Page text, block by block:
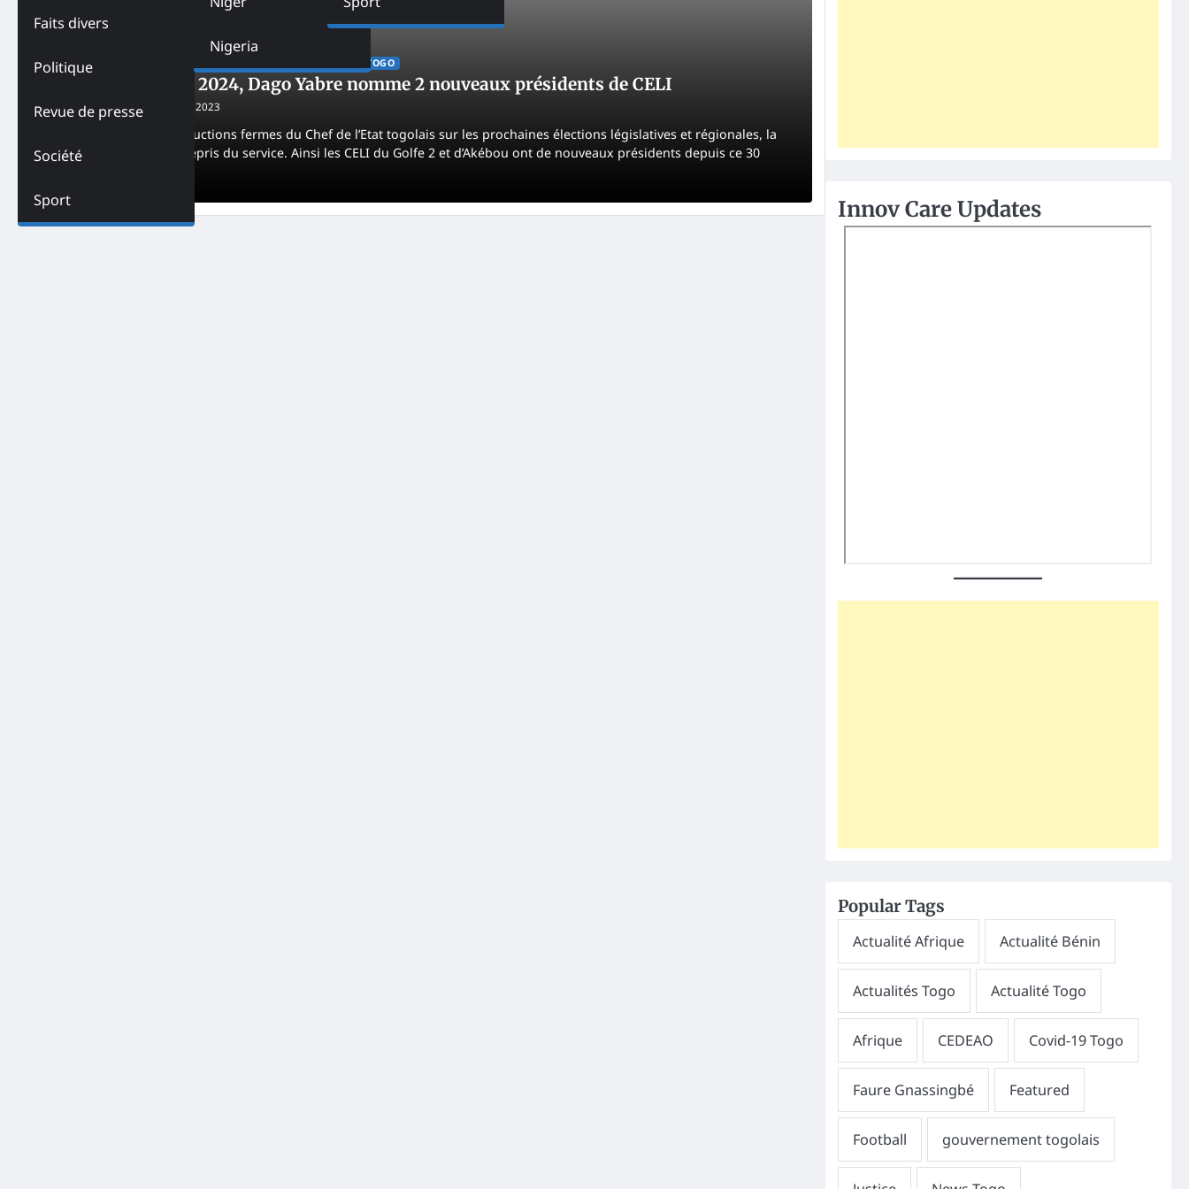
Faits divers
Politique
Revue de presse
Société
Sport
Nigeria
ACTUALITES TOGO
Togo – Elections 2024, Dago Yabre nomme 2 nouveaux présidents de CELI
Kossi Kone December 1, 2023
Avec les dernières instructions fermes du Chef de l’Etat togolais sur les prochaines élections législatives et régionales, la
machine de la CENI a repris du service. Ainsi les CELI du Golfe 2 et d’Akébou ont de nouveaux présidents depuis ce 30
Innov Care Updates
Popular Tags